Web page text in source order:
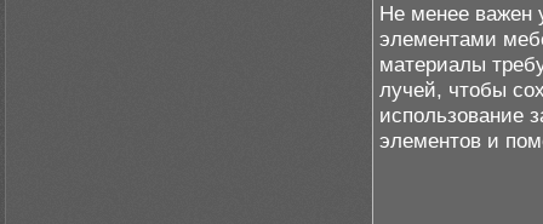
Не менее важен
элементами
материалы
лучей, чтобы
использование
элементов и